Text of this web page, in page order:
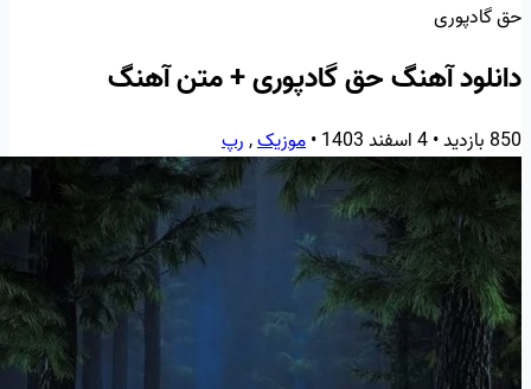
حق گادپوری
دانلود آهنگ حق گادپوری + متن آهنگ
850 بازدید •4 اسفند 1403 •موزیک,رپ